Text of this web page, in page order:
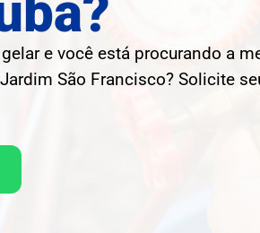
e você está procurando a
São Francisco? Solicite